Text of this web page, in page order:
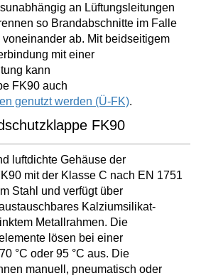
an Lüftungsleitungen
so Brandabschnitte im Falle
voneinander ab. Mit beidseitigem
mit einer
kann
FK90 auch
genutzt werden (Ü-FK).
FK90
luftdichte Gehäuse der
mit der Klasse C nach EN 1751
Stahl und verfügt über
Kalziumsilikat-
Metallrahmen. Die
lösen bei einer
°C oder 95 °C aus. Die
manuell, pneumatisch oder